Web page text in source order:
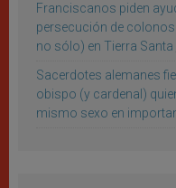
Franciscanos piden
persecución de
no sólo) en Tierra Santa
Sacerdotes alemanes
obispo (y cardenal)
mismo sexo en